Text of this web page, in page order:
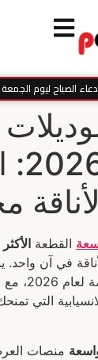
دعاء الصباح ليوم
القطعة الأكثر
في آن واحد.
أحدث
التي
منصات